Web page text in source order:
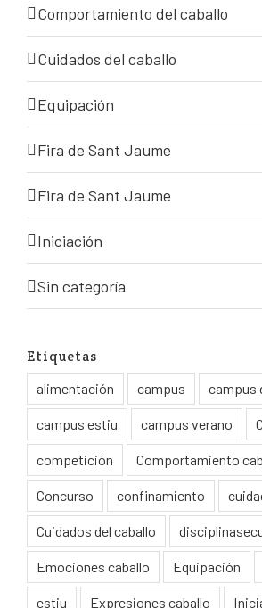
Comportamiento del caballo
Cuidados del caballo
Equipación
Fira de Sant Jaume
Fira de Sant Jaume
Iniciación
Sin categoría
Etiquetas
alimentación
campus campus
campus estiu campus verano
competición Comportamiento
Concurso confinamiento
Cuidados del caballo
Emociones caballo Equipación
estiu Expresiones caballo